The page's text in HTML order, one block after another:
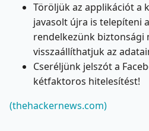
Töröljük az applikációt a
javasolt újra is telepíteni
rendelkezünk biztonsági
visszaállíthatjuk az
Cseréljünk jelszót a
kétfaktoros hitelesítést!
(thehackernews.com)